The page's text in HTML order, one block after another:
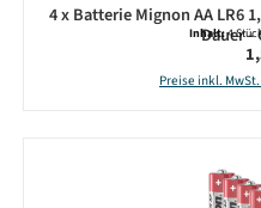
4 x Batterie Mignon AA LR6
Dauer -
Inhalt:4
Preise inkl.